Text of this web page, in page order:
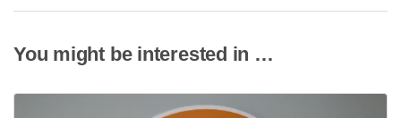
You might be interested in …